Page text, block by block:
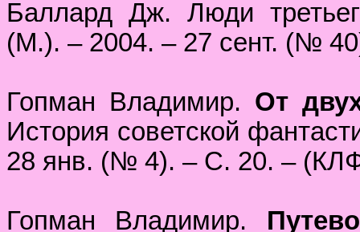
Баллард Дж. Люди
(М.). – 2004. – 27 сент. (№
Гопман Владимир. От
История советской
28 янв. (№ 4). – С. 20. –
Гопман Владимир.